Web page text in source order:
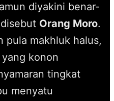
diyakini benar-
Orang Moro.
pula makhluk halus,
konon
tingkat
menyatu